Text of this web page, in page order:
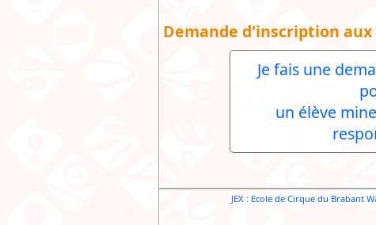
Demande d'inscription aux
Je fais une
un élève
JEX : Ecole de Cirque du Brabant